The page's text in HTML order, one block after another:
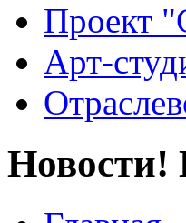
Проект
Арт-
Новости!